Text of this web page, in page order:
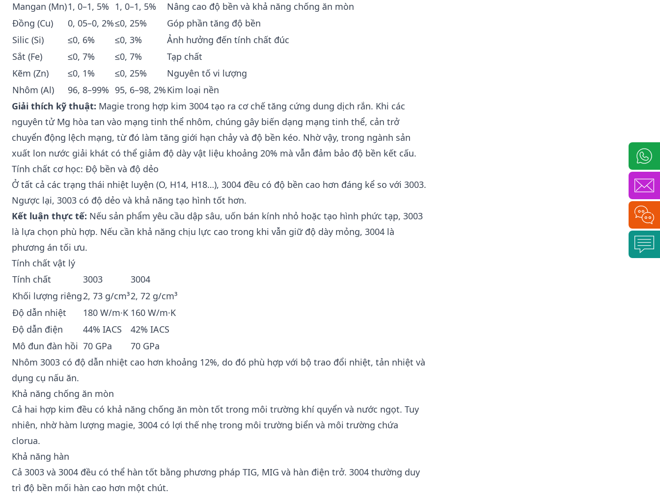
Mangan (Mn)1, 0–1, 5% 1, 0–1, 5%
Nâng cao độ bền và khả năng chống ăn mòn
Đồng (Cu)
0, 05–0, 2%≤0, 25%
Góp phần tăng độ bền
Silic (Si)
≤0, 6% ≤0, 3%
Ảnh hưởng đến tính chất đúc
Sắt (Fe)
≤0, 7% ≤0, 7%
Tạp chất
Kẽm (Zn)
≤0, 1% ≤0, 25%
Nguyên tố vi lượng
Nhôm (Al)
96, 8–99% 95, 6–98, 2%Kim loại nền
Giải thích kỹ thuật: Magie trong hợp kim 3004 tạo ra cơ chế tăng cứng dung dịch rắn. Khi các
nguyên tử Mg hòa tan vào mạng tinh thể nhôm, chúng gây biến dạng mạng tinh thể, cản trở
chuyển động lệch mạng, từ đó làm tăng giới hạn chảy và độ bền kéo. Nhờ vậy, trong ngành sản
xuất lon nước giải khát có thể giảm độ dày vật liệu khoảng 20% mà vẫn đảm bảo độ bền kết cấu.
Tính chất cơ học: Độ bền và độ dẻo
Ở tất cả các trạng thái nhiệt luyện (O, H14, H18…), 3004 đều có độ bền cao hơn đáng kể so với 3003.
Ngược lại, 3003 có độ dẻo và khả năng tạo hình tốt hơn.
Kết luận thực tế: Nếu sản phẩm yêu cầu dập sâu, uốn bán kính nhỏ hoặc tạo hình phức tạp, 3003
là lựa chọn phù hợp. Nếu cần khả năng chịu lực cao trong khi vẫn giữ độ dày mỏng, 3004 là
phương án tối ưu.
Tính chất vật lý
Tính chất
3003
3004
Khối lượng riêng2, 73 g/cm³2, 72 g/cm³
Độ dẫn nhiệt
180 W/m·K 160 W/m·K
Độ dẫn điện
44% IACS
42% IACS
Mô đun đàn hồi 70 GPa
70 GPa
Nhôm 3003 có độ dẫn nhiệt cao hơn khoảng 12%, do đó phù hợp với bộ trao đổi nhiệt, tản nhiệt và
dụng cụ nấu ăn.
Khả năng chống ăn mòn
Cả hai hợp kim đều có khả năng chống ăn mòn tốt trong môi trường khí quyển và nước ngọt. Tuy
nhiên, nhờ hàm lượng magie, 3004 có lợi thế nhẹ trong môi trường biển và môi trường chứa
clorua.
Khả năng hàn
Cả 3003 và 3004 đều có thể hàn tốt bằng phương pháp TIG, MIG và hàn điện trở. 3004 thường duy
trì độ bền mối hàn cao hơn một chút.